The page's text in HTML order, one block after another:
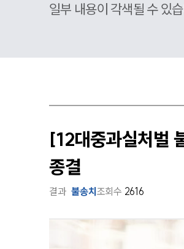
일부 내용이 각색될 수 있
[12대중과실처벌
종결
결과 불송치 조회수 2616